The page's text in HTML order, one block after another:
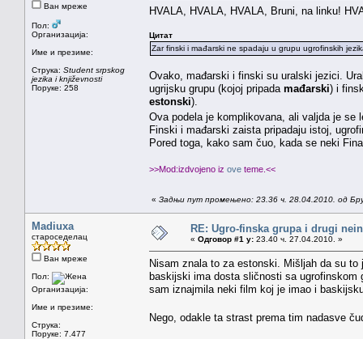
Ван мреже
Пол:
Организација:
Име и презиме:
Струка: Student srpskog
jezika i književnosti
Поруке: 258
HVALA, HVALA, HVALA, Bruni, na linku!
Цитат
Zar finski i mađarski ne spadaju u grupu ugrofinskih
Ovako, mađarski i finski su uralski jezici.
ugrijsku grupu (kojoj pripada mađarski) i
estonski).
Ova podela je komplikovana, ali valjda je
Finski i mađarski zaista pripadaju istoj,
Pored toga, kako sam čuo, kada se neki
>>Mod:izdvojeno iz ove teme.<<
« Задњи пут промењено: 23.36 ч. 28.04.2010. од
Madiuxa
староседелац
Ван мреже
Пол:
Организација:
Име и презиме:
Струка:
Поруке: 7.477
RE: Ugro-finska grupa i drugi
« Одговор #1 у: 23.40 ч. 27.04.2010. »
Nisam znala to za estonski. Mišljah da su
baskijski ima dosta sličnosti sa ugrofinskom
sam iznajmila neki film koj je imao i
Nego, odakle ta strast prema tim nadasve